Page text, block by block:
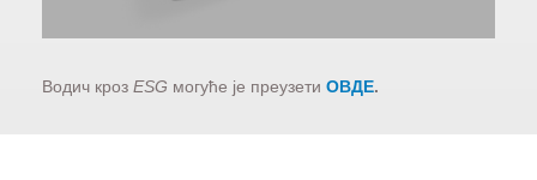
Водич кроз ESG могуће је преузети ОВДЕ.